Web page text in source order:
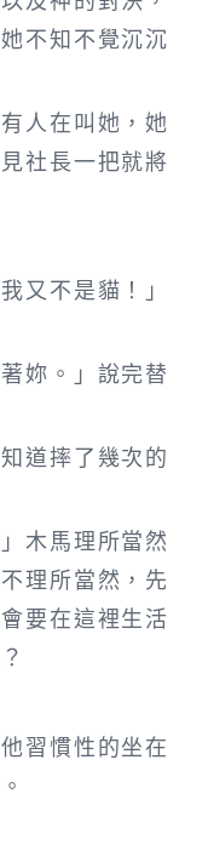
不知不覺沉沉
人在叫她，她
社長一把就將
又不是貓！」
妳。」說完替
道摔了幾次的
木馬理所當然
理所當然，先
要在這裡生活
習慣性的坐在